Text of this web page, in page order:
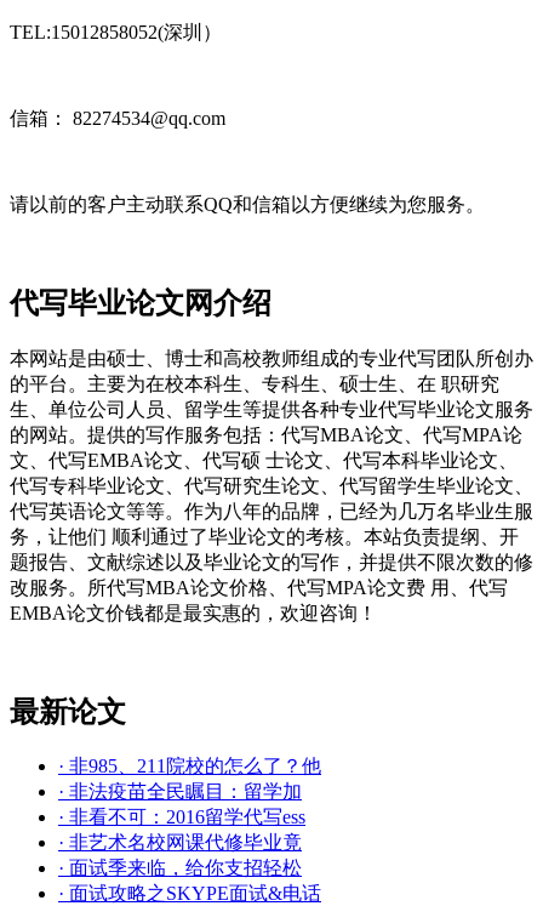
TEL:15012858052(深圳）
信箱： 82274534@qq.com
请以前的客户主动联系QQ和信箱以方便继续为您服务。
代写毕业论文网介绍
本网站是由硕士、博士和高校教师组成的专业代写团队所创办
的平台。主要为在校本科生、专科生、硕士生、在 职研究
生、单位公司人员、留学生等提供各种专业代写毕业论文服务
的网站。提供的写作服务包括：代写MBA论文、代写MPA论
文、代写EMBA论文、代写硕 士论文、代写本科毕业论文、
代写专科毕业论文、代写研究生论文、代写留学生毕业论文、
代写英语论文等等。作为八年的品牌，已经为几万名毕业生服
务，让他们 顺利通过了毕业论文的考核。本站负责提纲、开
题报告、文献综述以及毕业论文的写作，并提供不限次数的修
改服务。所代写MBA论文价格、代写MPA论文费 用、代写
EMBA论文价钱都是最实惠的，欢迎咨询！
最新论文
· 非985、211院校的怎么了？他
· 非法疫苗全民瞩目：留学加
· 非看不可：2016留学代写ess
· 非艺术名校网课代修毕业竟
· 面试季来临，给你支招轻松
· 面试攻略之SKYPE面试&电话